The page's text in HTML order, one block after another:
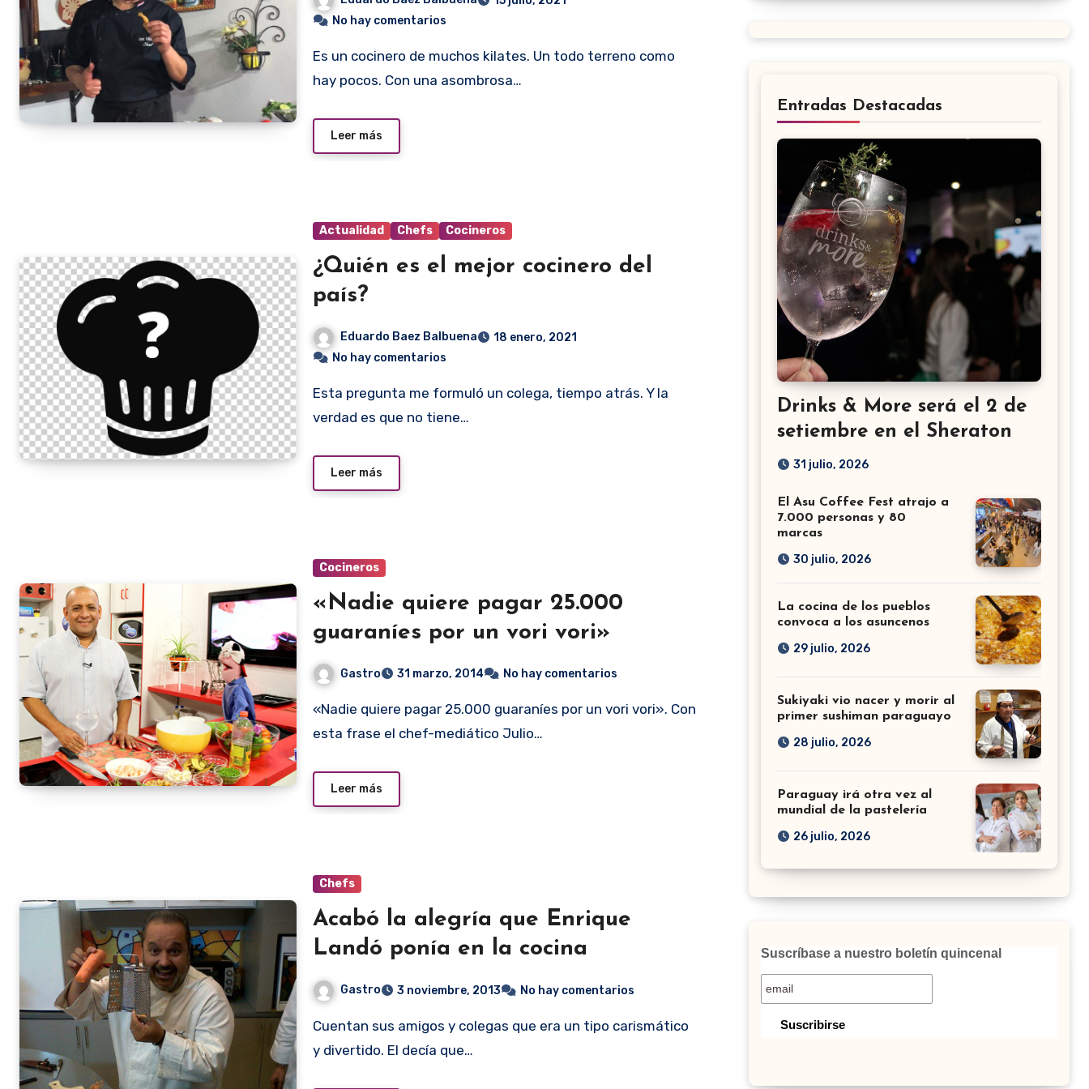
No hay comentarios
Es un cocinero de muchos kilates. Un todo terreno como
hay pocos. Con una asombrosa…
Leer más
Actualidad Chefs Cocineros
¿Quién es el mejor cocinero del
país?
Eduardo Baez Balbuena
18 enero, 2021
No hay comentarios
Esta pregunta me formuló un colega, tiempo atrás. Y la
verdad es que no tiene…
Leer más
Cocineros
«Nadie quiere pagar 25.000
guaraníes por un vori vori»
Gastro 31 marzo, 2014 No hay comentarios
«Nadie quiere pagar 25.000 guaraníes por un vori vori». Con
esta frase el chef-mediático Julio…
Leer más
Chefs
Acabó la alegría que Enrique
Landó ponía en la cocina
Gastro 3 noviembre, 2013 No hay comentarios
Cuentan sus amigos y colegas que era un tipo carismático
y divertido. El decía que…
Entradas Destacadas
Drinks & More será el 2 de
setiembre en el Sheraton
31 julio, 2026
El Asu Coffee Fest atrajo a
7.000 personas y 80
marcas
30 julio, 2026
La cocina de los pueblos
convoca a los asuncenos
29 julio, 2026
Sukiyaki vio nacer y morir al
primer sushiman paraguayo
28 julio, 2026
Paraguay irá otra vez al
mundial de la pastelería
26 julio, 2026
Suscríbase a nuestro boletín quincenal